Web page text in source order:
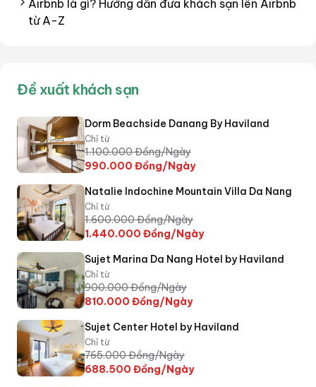
Airbnb là gì? Hướng dẫn đưa khách sạn lên Airbnb
từ A-Z
Đề xuất khách sạn
Dorm Beachside Danang By Haviland
Chỉ từ
1.100.000Đồng/Ngày
990.000 Đồng/Ngày
Natalie Indochine Mountain Villa Da Nang
Chỉ từ
1.600.000Đồng/Ngày
1.440.000 Đồng/Ngày
Sujet Marina Da Nang Hotel by Haviland
Chỉ từ
900.000Đồng/Ngày
810.000 Đồng/Ngày
Sujet Center Hotel by Haviland
Chỉ từ
765.000Đồng/Ngày
688.500 Đồng/Ngày